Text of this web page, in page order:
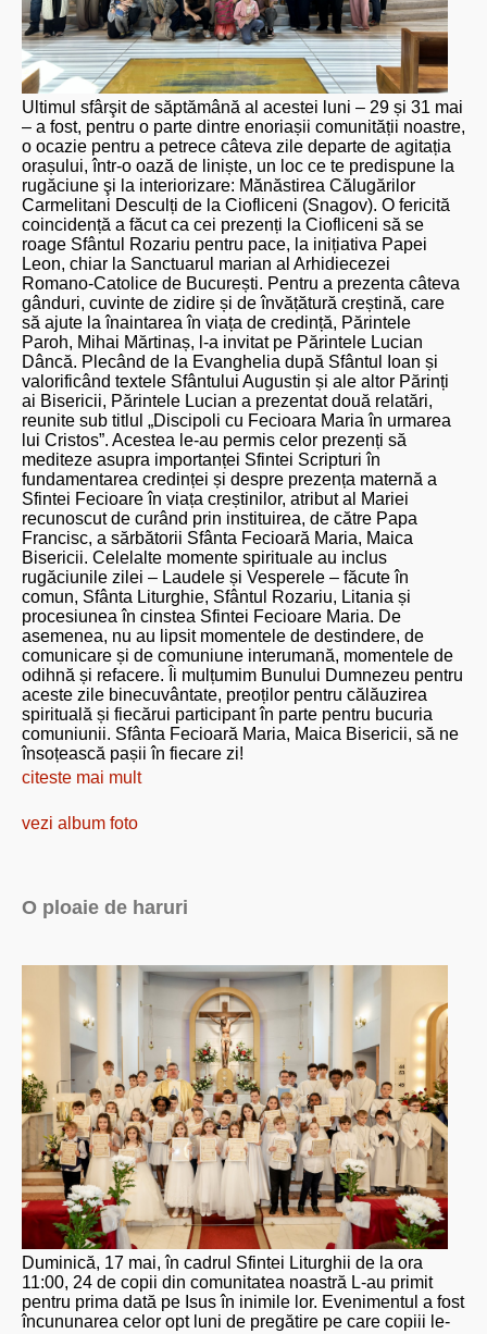
Ultimul sfârşit de săptămână al acestei luni – 29 și 31 mai
– a fost, pentru o parte dintre enoriașii comunității noastre,
o ocazie pentru a petrece câteva zile departe de agitația
orașului, într-o oază de liniște, un loc ce te predispune la
rugăciune şi la interiorizare: Mănăstirea Călugărilor
Carmelitani Desculți de la Ciofliceni (Snagov). O fericită
coincidență a făcut ca cei prezenți la Ciofliceni să se
roage Sfântul Rozariu pentru pace, la inițiativa Papei
Leon, chiar la Sanctuarul marian al Arhidiecezei
Romano-Catolice de București. Pentru a prezenta câteva
gânduri, cuvinte de zidire și de învățătură creștină, care
să ajute la înaintarea în viața de credință, Părintele
Paroh, Mihai Mărtinaș, l-a invitat pe Părintele Lucian
Dâncă. Plecând de la Evanghelia după Sfântul Ioan și
valorificând textele Sfântului Augustin și ale altor Părinți
ai Bisericii, Părintele Lucian a prezentat două relatări,
reunite sub titlul „Discipoli cu Fecioara Maria în urmarea
lui Cristos”. Acestea le-au permis celor prezenți să
mediteze asupra importanței Sfintei Scripturi în
fundamentarea credinței și despre prezența maternă a
Sfintei Fecioare în viața creștinilor, atribut al Mariei
recunoscut de curând prin instituirea, de către Papa
Francisc, a sărbătorii Sfânta Fecioară Maria, Maica
Bisericii. Celelalte momente spirituale au inclus
rugăciunile zilei – Laudele și Vesperele – făcute în
comun, Sfânta Liturghie, Sfântul Rozariu, Litania și
procesiunea în cinstea Sfintei Fecioare Maria. De
asemenea, nu au lipsit momentele de destindere, de
comunicare și de comuniune interumană, momentele de
odihnă și refacere. Îi mulțumim Bunului Dumnezeu pentru
aceste zile binecuvântate, preoților pentru călăuzirea
spirituală și fiecărui participant în parte pentru bucuria
comuniunii. Sfânta Fecioară Maria, Maica Bisericii, să ne
însoțească pașii în fiecare zi!
citeste mai mult
vezi album foto
O ploaie de haruri
Duminică, 17 mai, în cadrul Sfintei Liturghii de la ora
11:00, 24 de copii din comunitatea noastră L-au primit
pentru prima dată pe Isus în inimile lor. Evenimentul a fost
încununarea celor opt luni de pregătire pe care copiii le-